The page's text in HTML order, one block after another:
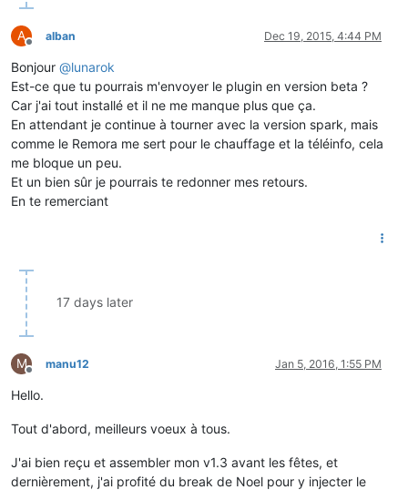
A
Offline
alban Dec 19, 2015, 4:44 PM
Bonjour @lunarok
Est-ce que tu pourrais m'envoyer le plugin en version beta ?
Car j'ai tout installé et il ne me manque plus que ça.
En attendant je continue à tourner avec la version spark, mais
comme le Remora me sert pour le chauffage et la téléinfo, cela
me bloque un peu.
Et un bien sûr je pourrais te redonner mes retours.
En te remerciant
17 days later
M
Offline
manu12 Jan 5, 2016, 1:55 PM
Hello.
Tout d'abord, meilleurs voeux à tous.
J'ai bien reçu et assembler mon v1.3 avant les fêtes, et
dernièrement, j'ai profité du break de Noel pour y injecter le